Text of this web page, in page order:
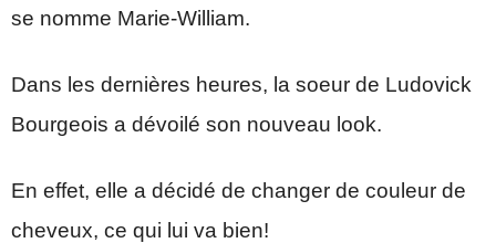
se nomme Marie-William.
Dans les dernières heures, la soeur de Ludovick
Bourgeois a dévoilé son nouveau look.
En effet, elle a décidé de changer de couleur de
cheveux, ce qui lui va bien!